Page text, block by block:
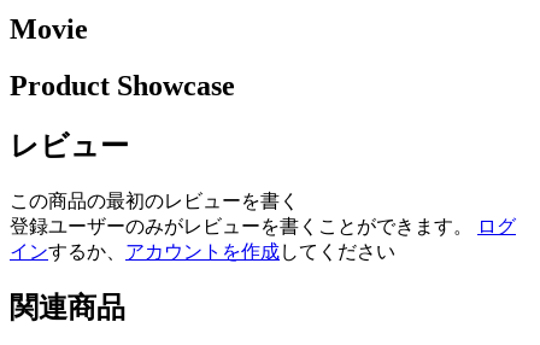
Movie
Product Showcase
レビュー
この商品の最初のレビューを書く
登録ユーザーのみがレビューを書くことができます。
ログ
インするか、 アカウントを作成してください
関連商品